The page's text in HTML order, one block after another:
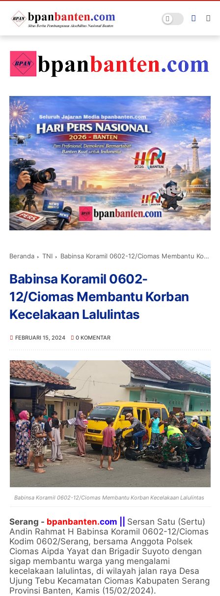
Beranda TNI Babinsa Koramil 0602-12/Ciomas Membantu Korban Kecelakaan Lalulintas
Babinsa Koramil 0602-
12/Ciomas Membantu Korban
Kecelakaan Lalulintas
FEBRUARI 15, 2024 0 KOMENTAR
Babinsa Koramil 0602-12/Ciomas Membantu Korban Kecelakaan Lalulintas
Serang - bpanbanten.com || Sersan Satu (Sertu)
Andin Rahmat H Babinsa Koramil 0602-12/Ciomas
Kodim 0602/Serang, bersama Anggota Polsek
Ciomas Aipda Yayat dan Brigadir Suyoto dengan
sigap membantu warga yang mengalami
kecelakaan lalulintas, di wilayah jalan raya Desa
Ujung Tebu Kecamatan Ciomas Kabupaten Serang
Provinsi Banten, Kamis (15/02/2024).